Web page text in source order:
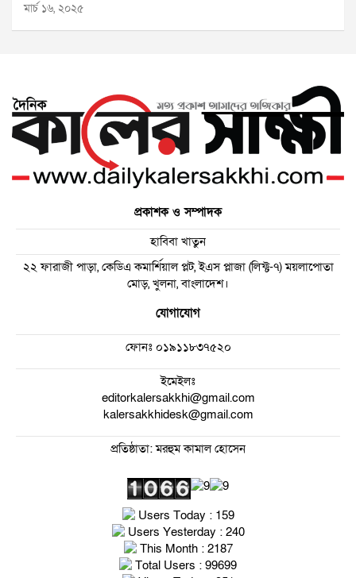
মার্চ ১৬, ২০২৫
প্রকাশক ও সম্পাদক
হাবিবা খাতুন
২২ ফারাজী পাড়া, কেডিএ কমার্শিয়াল প্লট, ইএস প্লাজা (লিফ্ট-৭) ময়লাপোতা
মোড়, খুলনা, বাংলাদেশ।
যোগাযোগ
ফোনঃ০১৯১১৮৩৭৫২০
ইমেইলঃ
editorkalersakkhi@gmail.com
kalersakkhidesk@gmail.com
প্রতিষ্ঠাতা: মরহুম কামাল হোসেন
Users Today : 159
Users Yesterday : 240
This Month : 2187
Total Users : 99699